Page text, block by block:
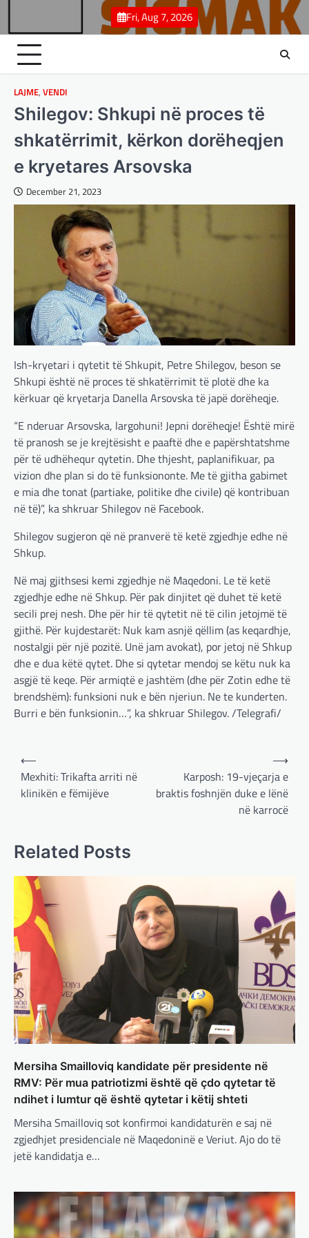
content
Fri, Aug 7, 2026
LAJME, VENDI
Shilegov: Shkupi në proces të
shkatërrimit, kërkon dorëheqjen
e kryetares Arsovska
December 21, 2023
Ish-kryetari i qytetit të Shkupit, Petre Shilegov, beson se
Shkupi është në proces të shkatërrimit të plotë dhe ka
kërkuar që kryetarja Danella Arsovska të japë dorëheqje.
“E nderuar Arsovska, largohuni! Jepni dorëheqje! Është mirë
të pranosh se je krejtësisht e paaftë dhe e papërshtatshme
për të udhëhequr qytetin. Dhe thjesht, paplanifikuar, pa
vizion dhe plan si do të funksiononte. Me të gjitha gabimet
e mia dhe tonat (partiake, politike dhe civile) që kontribuan
në të)”, ka shkruar Shilegov në Facebook.
Shilegov sugjeron që në pranverë të ketë zgjedhje edhe në
Shkup.
Në maj gjithsesi kemi zgjedhje në Maqedoni. Le të ketë
zgjedhje edhe në Shkup. Për pak dinjitet që duhet të ketë
secili prej nesh. Dhe për hir të qytetit në të cilin jetojmë të
gjithë. Për kujdestarët: Nuk kam asnjë qëllim (as keqardhje,
nostalgji për një pozitë. Unë jam avokat), por jetoj në Shkup
dhe e dua këtë qytet. Dhe si qytetar mendoj se këtu nuk ka
asgjë të keqe. Për armiqtë e jashtëm (dhe për Zotin edhe të
brendshëm): funksioni nuk e bën njeriun. Ne te kunderten.
Burri e bën funksionin…”, ka shkruar Shilegov. /Telegrafi/
Post
navigation
⟵
Mexhiti: Trikafta arriti në
klinikën e fëmijëve
Karposh: 19-vjeçarja e
braktis foshnjën duke e lënë
në karrocë
⟶
Related Posts
Mersiha Smailloviq kandidate për presidente në
RMV: Për mua patriotizmi është që çdo qytetar të
ndihet i lumtur që është qytetar i këtij shteti
Mersiha Smailloviq sot konfirmoi kandidaturën e saj në
zgjedhjet presidenciale në Maqedoninë e Veriut. Ajo do të
jetë kandidatja e…
OPINIONE ,
400 miliardë euro për mbrojtje
Gjermania ndodhet aktualisht në kulmin e
përpjekjeve për krijimin e qeverisë dhe koha
nuk pret. CDU/CSU dhe SPD po vazhdojnë…
BOTA, LAJME,MISTER SPECIALE
Çka ndodhë tash pas
ndërprerjes së ndihmës
ushtarake për Ukrainën nga
Trump
adminadmin March 4, 2025
francezët dhe britanikët kanë hartuar një
plan paqeje për luftën në Ukrainë, të…
BOTA,KRONIKË E ZEZË ,LAJME,
MË TË FUNDIT,MISTER,RAJONI,SPECIALE,
TOP
Trump ndërpreu ndihmën
vazhdimin e bashkëpunimit me
SHBA!
adminadmin March 4, 2025